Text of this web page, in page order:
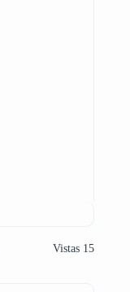
Vistas 15